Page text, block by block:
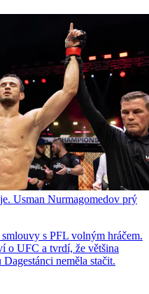
Usman Nurmagomedov prý
s PFL volným hráčem.
o UFC a tvrdí, že většina
neměla stačit.